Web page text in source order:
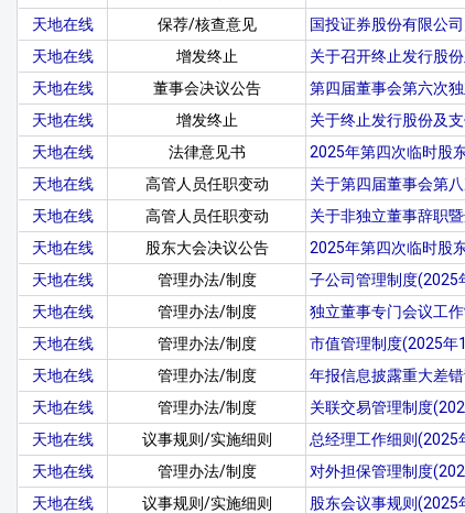
天地在线
保荐/核查意见 国投证券股份有限公
天地在线
增发终止 关于召开终止发行股
天地在线
董事会决议公告 第四届董事会第六次
天地在线
增发终止 关于终止发行股份及
天地在线
法律意见书 2025年第四次临时股
天地在线
高管人员任职变动 关于第四届董事会第
天地在线
高管人员任职变动 关于非独立董事辞职
天地在线
股东大会决议公告 2025年第四次临时股
天地在线
管理办法/制度 子公司管理制度(2025
天地在线
管理办法/制度 独立董事专门会议工
天地在线
管理办法/制度 市值管理制度(2025年
天地在线
管理办法/制度 年报信息披露重大差
天地在线
管理办法/制度 关联交易管理制度
天地在线
议事规则/实施细则 总经理工作细则(2025
天地在线
管理办法/制度 对外担保管理制度
天地在线
议事规则/实施细则 股东会议事规则(2025